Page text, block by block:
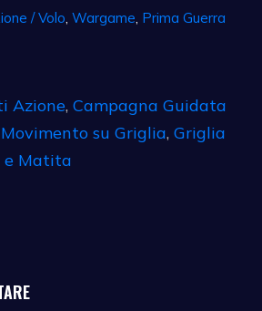
/ Volo Wargame Prima Guerra
Azione, Campagna Guidata
Movimento su Griglia, Griglia
e Matita